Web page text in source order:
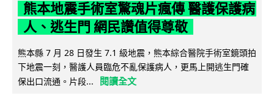
熊本地震手術室驚魂片瘋傳 醫護保護病
人、逃生門 網民讚值得尊敬
熊本縣 7 月 28 日發生 7.1 級地震，熊本綜合醫院手術室鏡頭拍
下地震一刻，醫護人員臨危不亂保護病人，更馬上開逃生門確
保出口流通。片段...
閱讀全文